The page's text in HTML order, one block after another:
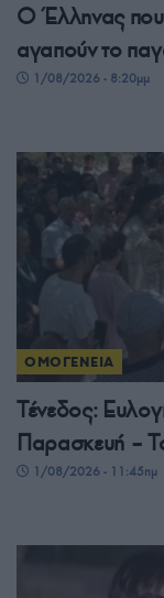
Ο Έλληνας που
αγαπούν το
1/08/2026 - 8:20μμ
ΟΜΟΓΕΝΕΙΑ
Τένεδος:
Παρασκευή –
1/08/2026 - 11:45πμ